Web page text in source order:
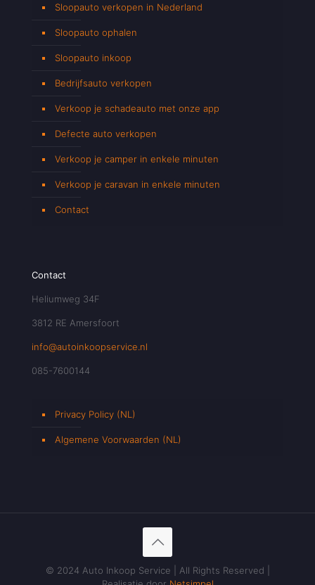
Sloopauto verkopen in Nederland
Sloopauto ophalen
Sloopauto inkoop
Bedrijfsauto verkopen
Verkoop je schadeauto met onze app
Defecte auto verkopen
Verkoop je camper in enkele minuten
Verkoop je caravan in enkele minuten
Contact
Contact
Heliumweg 34F
3812 RE Amersfoort
info@autoinkoopservice.nl
085-7600144
Privacy Policy (NL)
Algemene Voorwaarden (NL)
© 2024 Auto Inkoop Service | All Rights Reserved |